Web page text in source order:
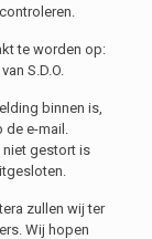
te worden op:
S.D.O.
binnen is,
e-mail.
niet gestort is
zullen wij ter
Wij hopen